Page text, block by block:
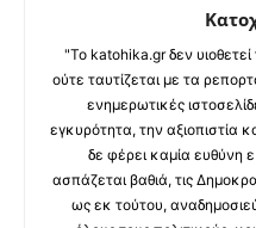
"Το katohika.gr δεν
ούτε ταυτίζεται με τα
ενημερωτικές
εγκυρότητα, την αξιοπιστία
δε φέρει καμία ευθύνη
ασπάζεται βαθιά, τις
ως εκ τούτου,